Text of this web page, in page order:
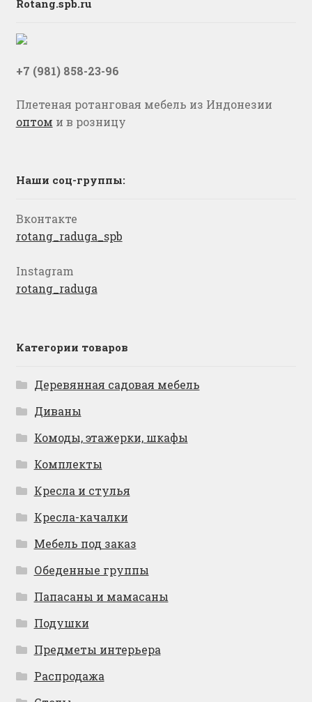
Rotang.spb.ru
+7 (981) 858-23-96
Плетеная ротанговая мебель из Индонезии
оптом и в розницу
Наши соц-группы:
Вконтакте
rotang_raduga_spb
Instagram
rotang_raduga
Категории товаров
Деревянная садовая мебель
Диваны
Комоды, этажерки, шкафы
Комплекты
Кресла и стулья
Кресла-качалки
Мебель под заказ
Обеденные группы
Папасаны и мамасаны
Подушки
Предметы интерьера
Распродажа